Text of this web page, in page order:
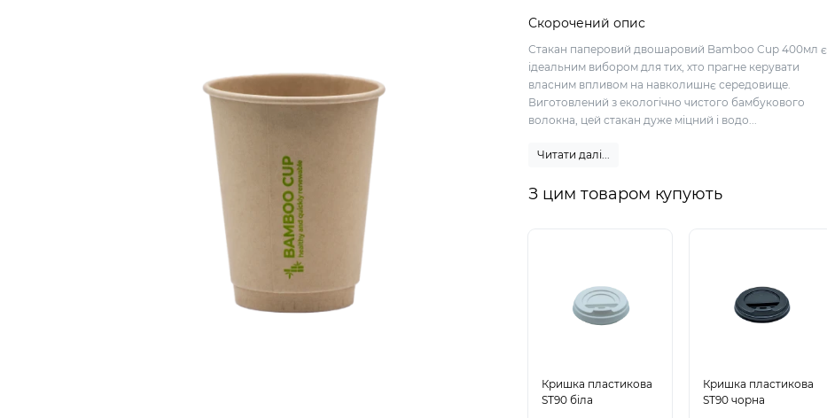
Скорочений опис
Стакан паперовий двошаровий Bamboo Cup 400мл є
ідеальним вибором для тих, хто прагне керувати
власним впливом на навколишнє середовище.
Виготовлений з екологічно чистого бамбукового
волокна, цей стакан дуже міцний і водо...
Читати далі...
З цим товаром купують
Кришка пластикова
ST90 біла
Кришка пластикова
ST90 чорна